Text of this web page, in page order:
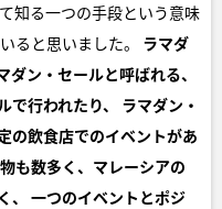
知る一つの手段という意味
ると思いました。 ラマダ
ン・セールと呼ばれる、
行われたり、
ラマダン・
の飲食店でのイベントがあ
も数多く、マレーシアの
一つのイベントとポジ